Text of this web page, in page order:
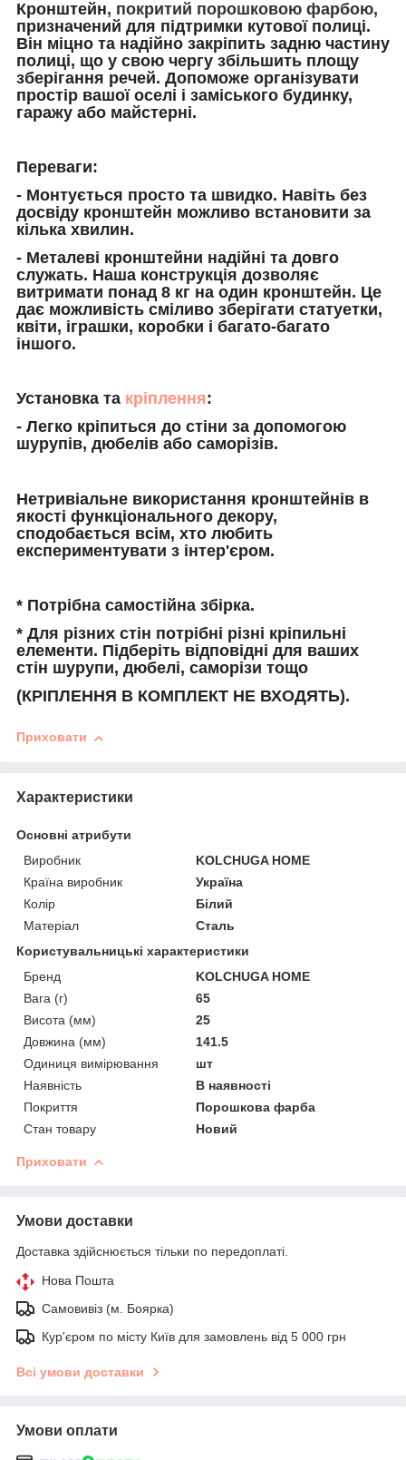
Кронштейн, покритий порошковою фарбою,
призначений для підтримки кутової полиці.
Він міцно та надійно закріпить задню частину
полиці, що у свою чергу збільшить площу
зберігання речей. Допоможе організувати
простір вашої оселі і заміського будинку,
гаражу або майстерні.
Переваги:
- Монтується просто та швидко. Навіть без
досвіду кронштейн можливо встановити за
кілька хвилин.
- Металеві кронштейни надійні та довго
служать. Наша конструкція дозволяє
витримати понад 8 кг на один кронштейн. Це
дає можливість сміливо зберігати статуетки,
квіти, іграшки, коробки і багато-багато
іншого.
Установка та кріплення:
- Легко кріпиться до стіни за допомогою
шурупів, дюбелів або саморізів.
Нетривіальне використання кронштейнів в
якості функціонального декору,
сподобається всім, хто любить
експериментувати з інтер'єром.
* Потрібна самостійна збірка.
* Для різних стін потрібні різні кріпильні
елементи. Підберіть відповідні для ваших
стін шурупи, дюбелі, саморізи тощо
(КРІПЛЕННЯ В КОМПЛЕКТ НЕ ВХОДЯТЬ).
Приховати
Характеристики
Основні атрибути
Виробник
KOLCHUGA HOME
Країна виробник
Україна
Колір
Білий
Матеріал
Сталь
Користувальницькі характеристики
Бренд
KOLCHUGA HOME
Вага (г)
65
Висота (мм)
25
Довжина (мм)
141.5
Одиниця вимірювання
шт
Наявність
В наявності
Покриття
Порошкова фарба
Стан товару
Новий
Приховати
Умови доставки
Доставка здійснюється тільки по передоплаті.
Нова Пошта
Самовивіз (м. Боярка)
Кур'єром по місту Київ для замовлень від 5 000 грн
Всі умови доставки
Умови оплати